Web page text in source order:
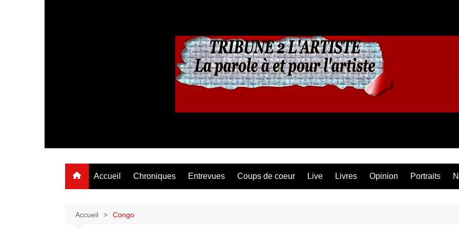
Accueil Chroniques Entrevues Coups de coeur Live Livres Opinion Portraits
Accueil Congo